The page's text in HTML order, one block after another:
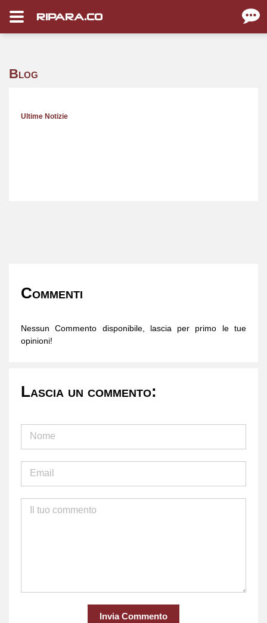
RIPARA.CO
Blog
Ultime Notizie
Commenti
Nessun Commento disponibile, lascia per primo le tue
opinioni!
Lascia un commento:
Invia Commento